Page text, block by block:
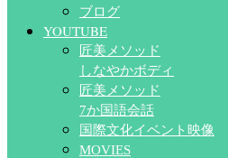
ブログ
YOUTUBE
匠美メソッド
しなやかボディ
匠美メソッド
7か国語会話
国際文化イベント映像
MOVIES